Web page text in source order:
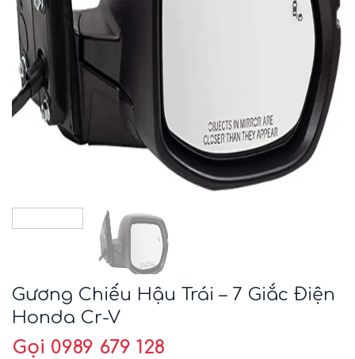
Gương Chiếu Hậu Trái – 7 Giắc Điện
Honda Cr-V
Gọi 0989 679 128